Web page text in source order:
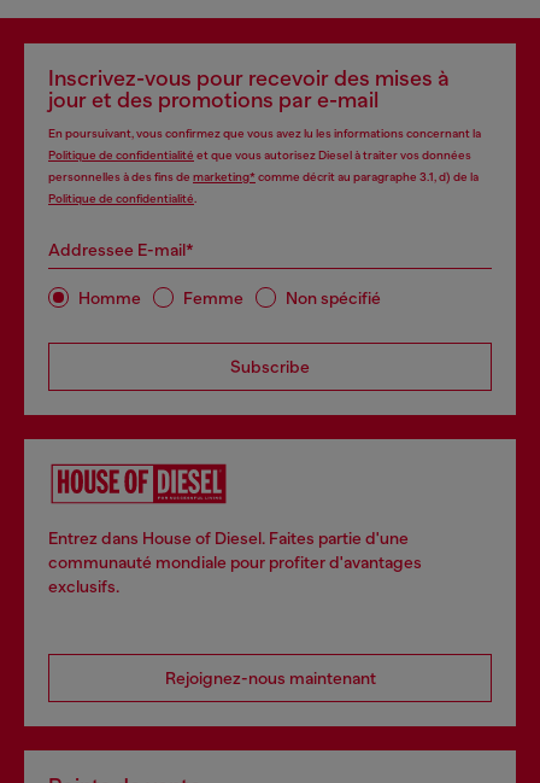
Inscrivez-vous pour recevoir des mises à
jour et des promotions par e-mail
En poursuivant, vous confirmez que vous avez lu les informations concernant la
Politique de confidentialité et que vous autorisez Diesel à traiter vos données
personnelles à des fins de marketing*comme décrit au paragraphe 3.1, d) de la
Politique de confidentialité
Addressee E-mail*
Homme Femme Non spécifié
Subscribe
Entrez dans House of Diesel. Faites partie d'une
communauté mondiale pour profiter d'avantages
exclusifs.
Rejoignez-nous maintenant